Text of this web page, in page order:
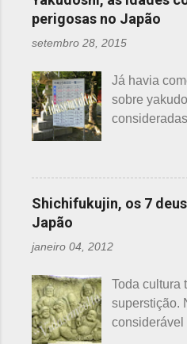
yō, balde
incêndios,
propaguem.
depende de
bairro, não
obrigatória,
uma opinião,
para atender
que fazer
deparamos
quem doar.
acessórios
tem
baixo preço
vender a
país que
leva muito a
panos de
países
grupos de
usadas
perigosas no Japão
setembro 28, 2015
Já havia
sobre
nesta >>>
feito uma
até porque
informações
puxei um
idades
origem no
superstição
Shichifukujin, os 7
Japão
janeiro 04, 2012
Toda cultura
superstição.
considerável